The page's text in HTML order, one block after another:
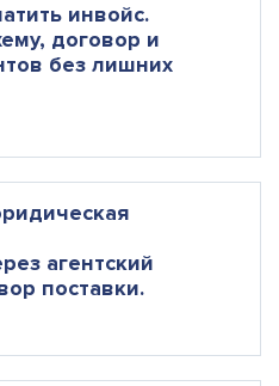
инвойс.
договор и
без лишних
агентский
поставки.